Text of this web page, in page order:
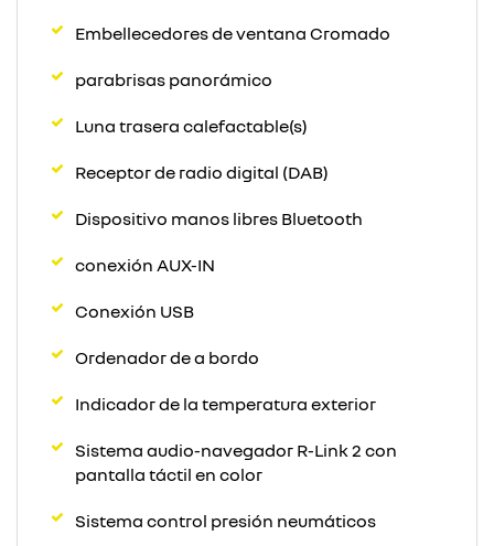
Embellecedores de ventana Cromado
parabrisas panorámico
Luna trasera calefactable(s)
Receptor de radio digital (DAB)
Dispositivo manos libres Bluetooth
conexión AUX-IN
Conexión USB
Ordenador de a bordo
Indicador de la temperatura exterior
Sistema audio-navegador R-Link 2 con
pantalla táctil en color
Sistema control presión neumáticos